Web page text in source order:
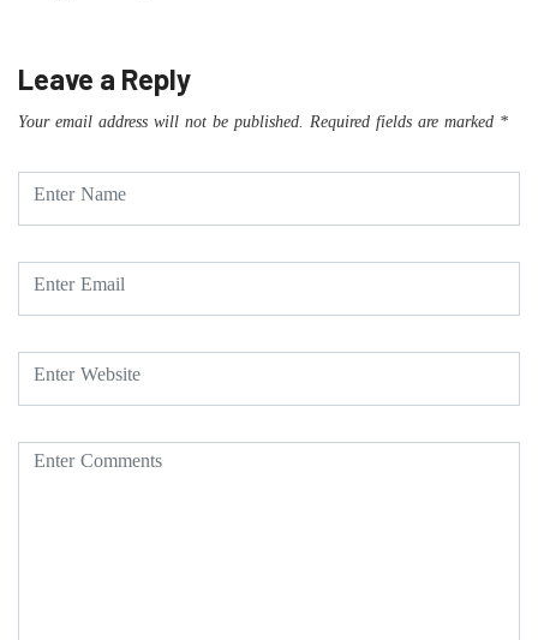
Leave a Reply
Your email address will not be published. Required fields are marked *